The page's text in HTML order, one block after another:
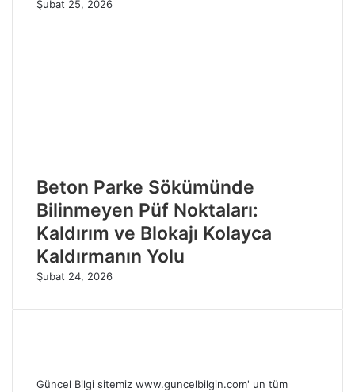
Şubat 25, 2026
Beton Parke Sökümünde
Bilinmeyen Püf Noktaları:
Kaldırım ve Blokajı Kolayca
Kaldırmanın Yolu
Şubat 24, 2026
Güncel Bilgi sitemiz www.guncelbilgin.com' un tüm